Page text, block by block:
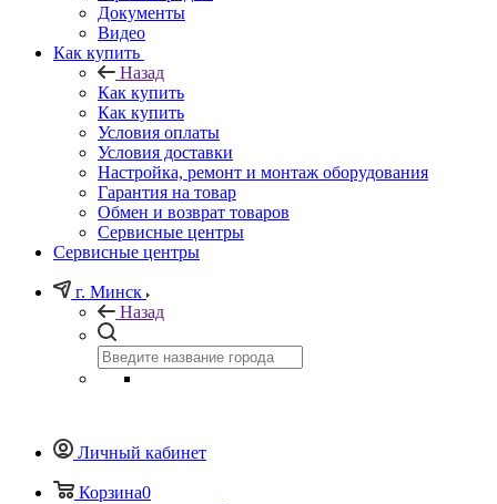
Документы
Видео
Как купить
Назад
Как купить
Как купить
Условия оплаты
Условия доставки
Настройка, ремонт и монтаж оборудования
Гарантия на товар
Обмен и возврат товаров
Сервисные центры
Сервисные центры
г. Минск
Назад
Личный кабинет
Корзина0